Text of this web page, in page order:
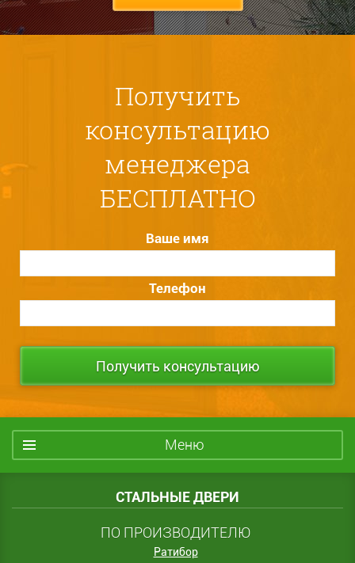
Получить
консультацию
менеджера
БЕСПЛАТНО
Ваше имя
Телефон
Меню
СТАЛЬНЫЕ ДВЕРИ
ПО ПРОИЗВОДИТЕЛЮ
Ратибор